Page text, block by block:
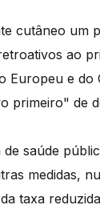
cutâneo um
ao
Europeu e
primeiro" de
saúde
medidas,
taxa